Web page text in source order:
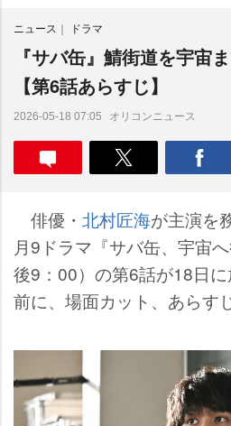
ニュース ドラマ
『サバ缶』鯖街道を宇宙
【第6話あらすじ】
2026-05-18 07:05 オリコンニュース
俳優・ 北村匠海が主演を
月9ドラマ『サバ缶、宇宙
後9：00）の第6話が18日
前に、場面カット、あらす